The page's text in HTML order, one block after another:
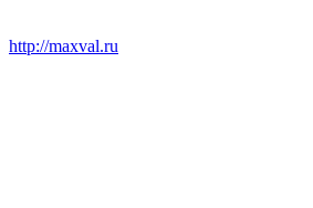
http://maxval.ru